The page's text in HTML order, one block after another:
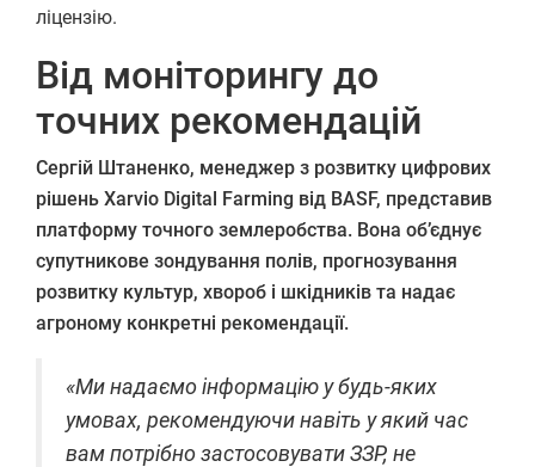
ліцензію.
Від моніторингу до
точних рекомендацій
Сергій Штаненко, менеджер з розвитку цифрових
рішень Xarvio Digital Farming від BASF, представив
платформу точного землеробства. Вона об’єднує
супутникове зондування полів, прогнозування
розвитку культур, хвороб і шкідників та надає
агроному конкретні рекомендації.
«Ми надаємо інформацію у будь-яких
умовах, рекомендуючи навіть у який час
вам потрібно застосовувати ЗЗР, не